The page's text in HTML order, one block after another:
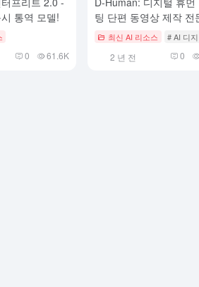
통역 모델!
0 61.6K
팅 단편 동영상 제작 전
복제최신 AI 리소스 # AI 디
2 년 전 0